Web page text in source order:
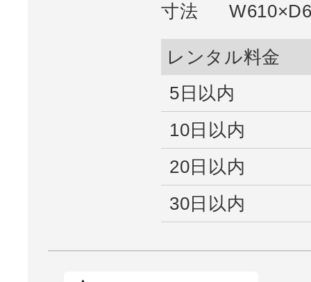
寸法
レンタル料金
5日以内
10日以内
20日以内
30日以内